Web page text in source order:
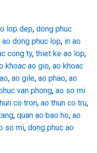
lop dep, dong phuc
ao dong phuc lop, in ao
cong ty, thiet ke ao lop,
khoac ao gio, ao khoac
, ao gile, ao phao, ao
van phong, ao so mi
co tron, ao thun co tru,
, quan ao bao ho, ao
so mi, dong phuc ao